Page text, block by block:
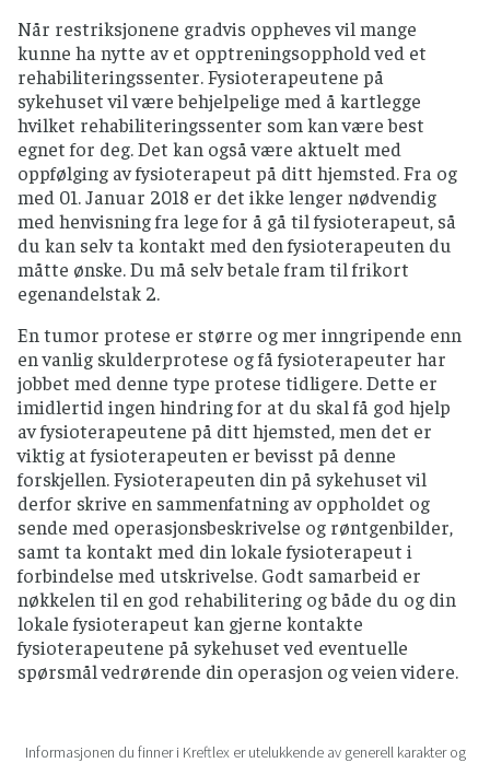
Når restriksjonene gradvis oppheves vil mange
kunne ha nytte av et opptreningsopphold ved et
rehabiliteringssenter. Fysioterapeutene på
sykehuset vil være behjelpelige med å kartlegge
hvilket rehabiliteringssenter som kan være best
egnet for deg. Det kan også være aktuelt med
oppfølging av fysioterapeut på ditt hjemsted. Fra og
med 01. Januar 2018 er det ikke lenger nødvendig
med henvisning fra lege for å gå til fysioterapeut, så
du kan selv ta kontakt med den fysioterapeuten du
måtte ønske. Du må selv betale fram til frikort
egenandelstak 2.
En tumor protese er større og mer inngripende enn
en vanlig skulderprotese og få fysioterapeuter har
jobbet med denne type protese tidligere. Dette er
imidlertid ingen hindring for at du skal få god hjelp
av fysioterapeutene på ditt hjemsted, men det er
viktig at fysioterapeuten er bevisst på denne
forskjellen. Fysioterapeuten din på sykehuset vil
derfor skrive en sammenfatning av oppholdet og
sende med operasjonsbeskrivelse og røntgenbilder,
samt ta kontakt med din lokale fysioterapeut i
forbindelse med utskrivelse. Godt samarbeid er
nøkkelen til en god rehabilitering og både du og din
lokale fysioterapeut kan gjerne kontakte
fysioterapeutene på sykehuset ved eventuelle
spørsmål vedrørende din operasjon og veien videre.
Informasjonen du finner i Kreftlex er utelukkende av generell karakter og